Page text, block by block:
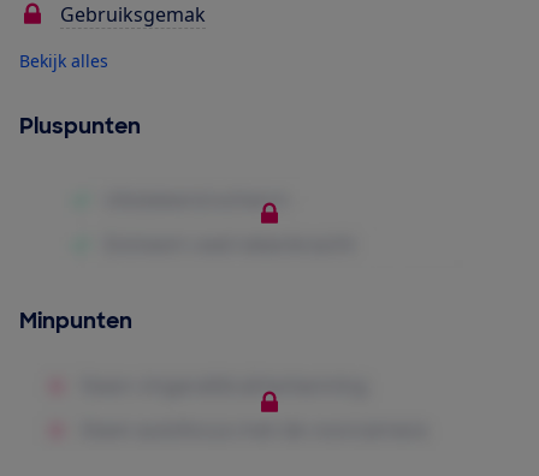
Gebruiksgemak
Bekijk alles
Pluspunten
Minpunten